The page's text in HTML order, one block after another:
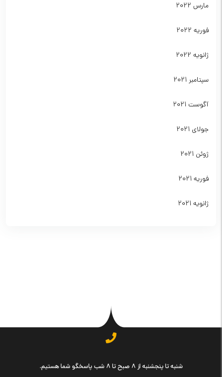
مارس 2022
فوریه 2022
ژانویه 2022
سپتامبر 2021
آگوست 2021
جولای 2021
ژوئن 2021
فوریه 2021
ژانویه 2021
شنبه تا پنجشنبه از ۸ صبح تا ۸ شب پاسخگو شما هستیم.